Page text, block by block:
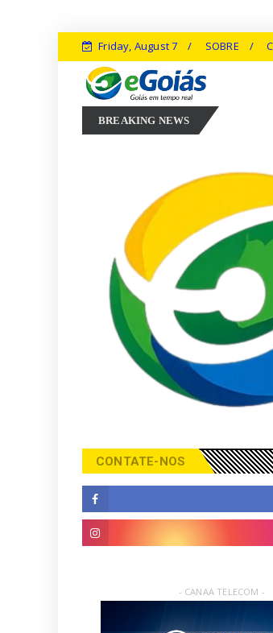
Friday, August 7 SOBRE
BREAKING NEWS
Marconi Perillo aposta em experiência, inovação e
CONTATE-NOS
- CANAA TELECOM -